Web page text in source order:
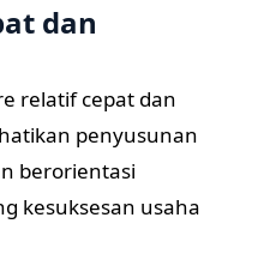
dan
relatif cepat dan
penyusunan
berorientasi
kesuksesan usaha